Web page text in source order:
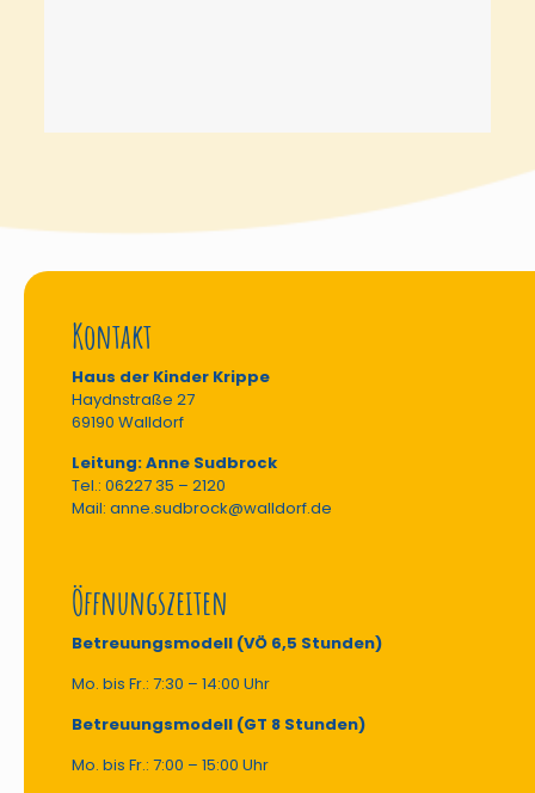
Kontakt
Haus der Kinder Krippe
Haydnstraße 27
69190 Walldorf
Leitung: Anne Sudbrock
Tel.: 06227 35 – 2120
Mail: anne.sudbrock@walldorf.de
Öffnungszeiten
Betreuungsmodell (VÖ 6,5 Stunden)
Mo. bis Fr.: 7:30 – 14:00 Uhr
Betreuungsmodell (GT 8 Stunden)
Mo. bis Fr.: 7:00 – 15:00 Uhr